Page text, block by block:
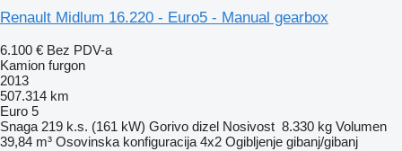
Renault Midlum 16.220 - Euro5 - Manual gearbox
6.100 € Bez PDV-a
Kamion furgon
2013
507.314 km
Euro 5
Snaga 219 k.s. (161 kW) Gorivo dizel Nosivost 8.330 kg Volumen
39,84 m³ Osovinska konfiguracija 4x2 Ogibljenje gibanj/gibanj